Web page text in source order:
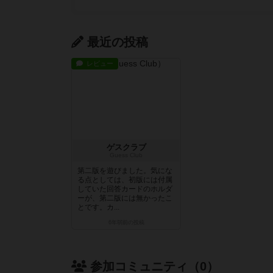
最近の投稿
レビュー
ゲスクラブ
第二版を遊びました。気にな
る点としては、初版には付属
していた回答カードのホルダ
ーが、第二版には無かったこ
とです。カ...
参加コミュニティ（0）